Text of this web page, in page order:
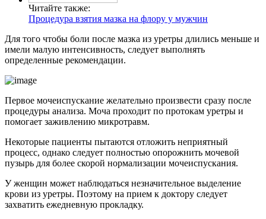
Читайте также:
Процедура взятия мазка на флору у мужчин
Для того чтобы боли после мазка из уретры длились меньше и
имели малую интенсивность, следует выполнять
определенные рекомендации.
Первое мочеиспускание желательно произвести сразу после
процедуры анализа. Моча проходит по протокам уретры и
помогает заживлению микротравм.
Некоторые пациенты пытаются отложить неприятный
процесс, однако следует полностью опорожнить мочевой
пузырь для более скорой нормализации мочеиспускания.
У женщин может наблюдаться незначительное выделение
крови из уретры. Поэтому на прием к доктору следует
захватить ежедневную прокладку.